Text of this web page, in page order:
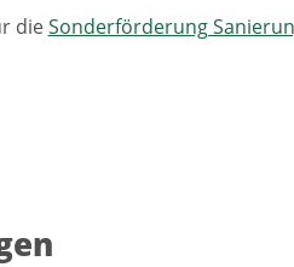
dieSonderförderung